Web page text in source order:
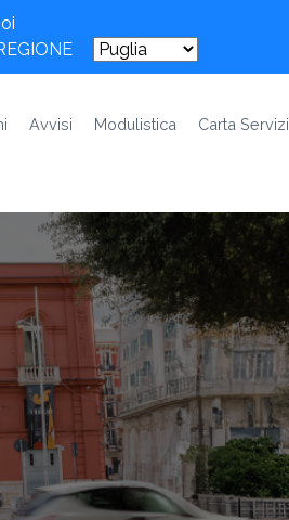
Avvisi Modulistica
Carta Servizi